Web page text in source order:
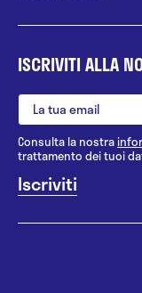
ISCRIVITI ALLA
Consulta la nostra
trattamento dei tuoi